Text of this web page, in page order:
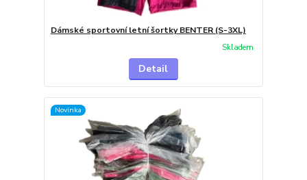
Dámské sportovní letní šortky BENTER (S-3XL)
Skladem
Detail
Novinka